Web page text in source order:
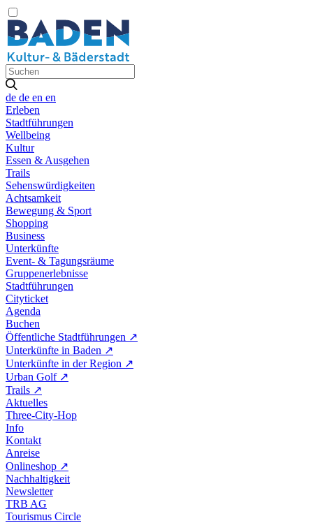
de de en en
Erleben
Stadtführungen
Wellbeing
Kultur
Essen & Ausgehen
Trails
Sehenswürdigkeiten
Achtsamkeit
Bewegung & Sport
Shopping
Business
Unterkünfte
Event- & Tagungsräume
Gruppenerlebnisse
Stadtführungen
Cityticket
Agenda
Buchen
Öffentliche Stadtführungen ↗
Unterkünfte in Baden ↗
Unterkünfte in der Region ↗
Urban Golf ↗
Trails ↗
Aktuelles
Three-City-Hop
Info
Kontakt
Anreise
Onlineshop ↗
Nachhaltigkeit
Newsletter
TRB AG
Tourismus Circle